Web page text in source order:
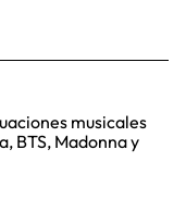
musicales
BTS, Madonna y